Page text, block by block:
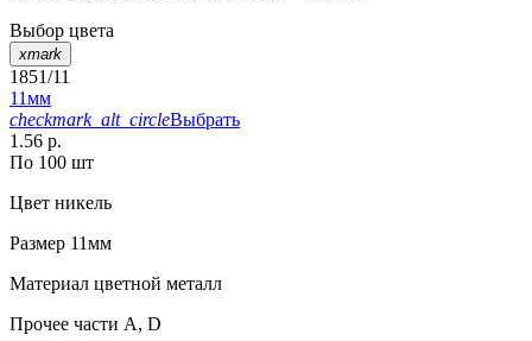
Выбор цвета
xmark
1851/11
11мм
checkmark_alt_circleВыбрать
1.56 р.
По 100 шт
Цвет никель
Размер 11мм
Материал цветной металл
Прочее части А, D